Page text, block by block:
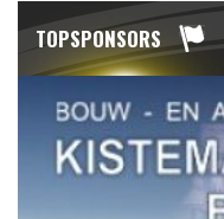
TOPSPONSORS